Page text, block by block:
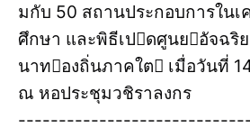
มกับ 50 สถานประกอบการในเ
ศึกษา และพิธีเปดศูนยอัจฉริ
นาทองถิ่นภาคใต เมื่อวันที่
ณ หอประชุมวชิราลงกร